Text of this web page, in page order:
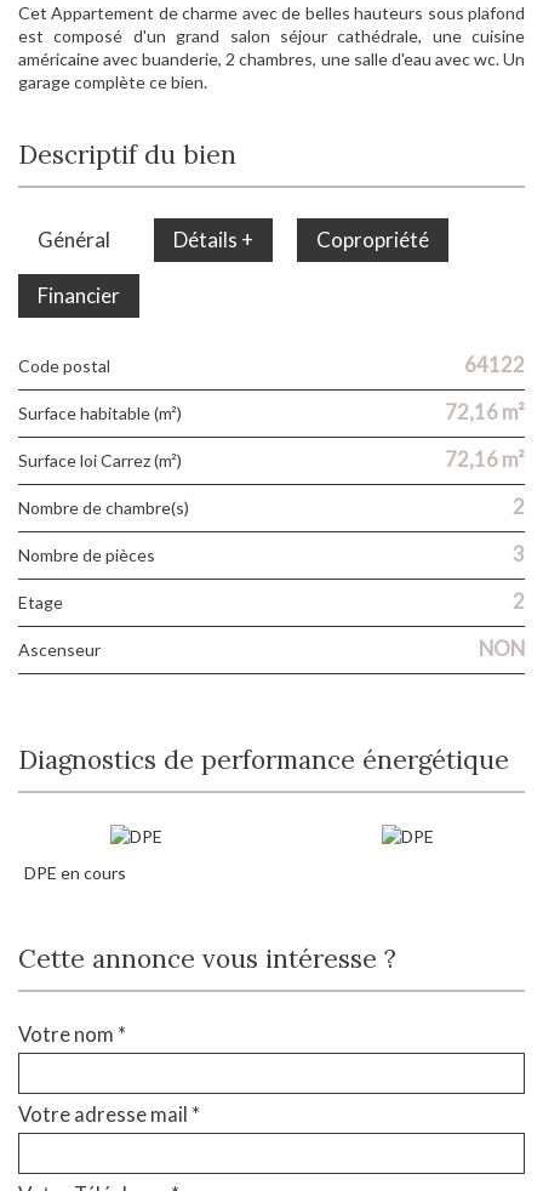
Cet Appartement de charme avec de belles hauteurs sous plafond
est composé d'un grand salon séjour cathédrale, une cuisine
américaine avec buanderie, 2 chambres, une salle d'eau avec wc. Un
garage complète ce bien.
Descriptif du bien
Général Détails + Copropriété
Financier
Code postal 64122
Surface habitable (m²) 72,16 m²
Surface loi Carrez (m²) 72,16 m²
Nombre de chambre(s) 2
Nombre de pièces 3
Etage 2
Ascenseur NON
Diagnostics de performance énergétique
DPE en cours
Cette annonce vous intéresse ?
Votre nom *
Votre adresse mail *